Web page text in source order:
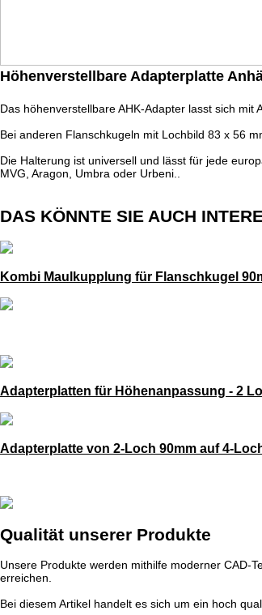
Höhenverstellbare Adapterplatte
Das höhenverstellbare AHK-Adapter lasst sich mit
Bei anderen Flanschkugeln mit Lochbild 83 x 56
Die Halterung ist universell und lässt für jede
MVG, Aragon, Umbra oder Urbeni..
DAS KÖNNTE SIE AUCH
Kombi Maulkupplung für Flanschkugel
Adapterplatten für Höhenanpassung - 2
Adapterplatte von 2-Loch 90mm auf 4-
Qualität unserer Produkte
Unsere Produkte werden mithilfe moderner CAD-
erreichen.
Bei diesem Artikel handelt es sich um ein hoch